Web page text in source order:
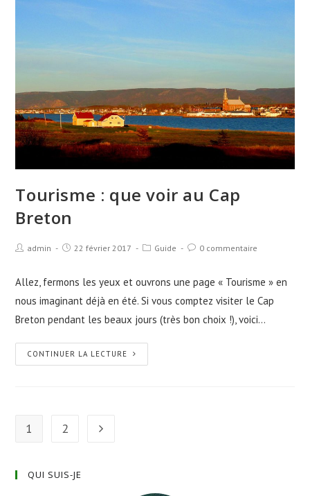
Tourisme : que voir au Cap
Breton
admin 22 février 2017 Guide 0 commentaire
Allez, fermons les yeux et ouvrons une page « Tourisme » en
nous imaginant déjà en été. Si vous comptez visiter le Cap
Breton pendant les beaux jours (très bon choix !), voici…
CONTINUER LA LECTURE
1 2
QUI SUIS-JE